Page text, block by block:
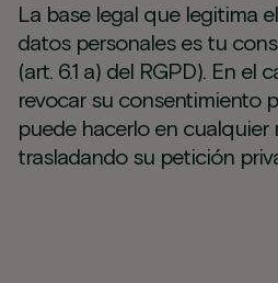
La base legal que legitima
datos personales es tu
(art. 6.1 a) del RGPD). En el
revocar su consentimiento
puede hacerlo en cualquier
trasladando su petición